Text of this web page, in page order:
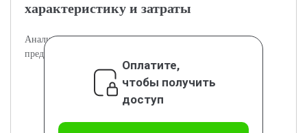
характеристику и затраты
Анализ факторов, влияющих на показатели и затраты
предприятия.
Оплатите,
чтобы получить
доступ